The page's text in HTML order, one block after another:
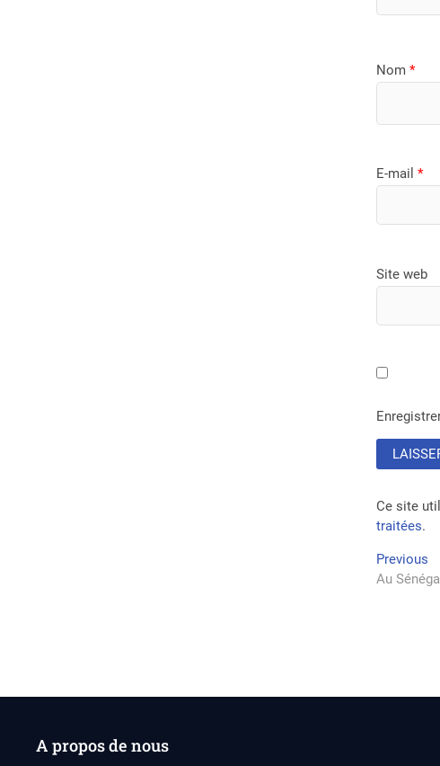
Nom*
E-mail*
Site web
Ce site
traitées.
de
Previous
Au
A propos de nous